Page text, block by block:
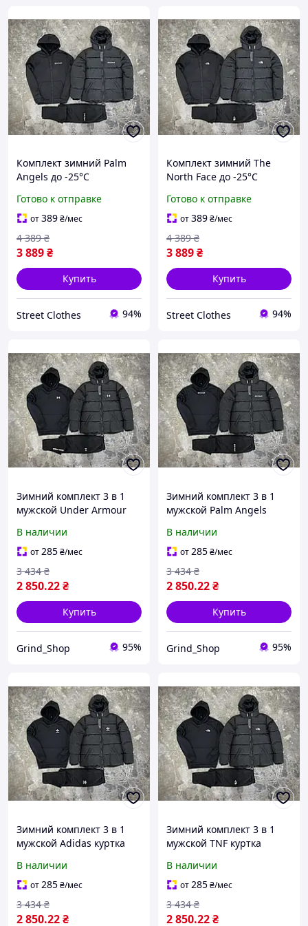
Комплект зимний Palm
Angels до -25°C
мужской на флисе куртка
мужская зимняя палм
ангелс
Готово к отправке
от389₴/мес
3 889₴
4 389 ₴
Купить
Street Clothes 94%
Комплект зимний The
North Face до -25°C
мужской на флисе куртка
мужская зимняя зе норт
фейс
Готово к отправке
от389₴/мес
3 889₴
4 389 ₴
Купить
Street Clothes 94%
Зимний комплект 3 в 1
мужской Under Armour
теплое худи и штаны
спортивный костюм на
флисе GRD0411
В наличии
от285₴/мес
2 850.22₴
3 434 ₴
Купить
Grind_Shop 95%
Зимний комплект 3 в 1
мужской Palm Angels
теплое худи и штаны
спортивный костюм на
флисе GRD0414
В наличии
от285₴/мес
2 850.22₴
3 434 ₴
Купить
Grind_Shop 95%
Зимний комплект 3 в 1
мужской Adidas куртка
и штаны спортивный
костюм на флисе
GRD0418
В наличии
от285₴/мес
2 850.22₴
3 434 ₴
Зимний комплект 3 в 1
мужской TNF куртка
и штаны спортивный
костюм на флисе
GRD0419
В наличии
от285₴/мес
2 850.22₴
3 434 ₴